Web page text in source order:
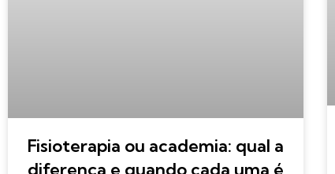
Fisioterapia ou academia: qual a
diferença e quando cada uma é